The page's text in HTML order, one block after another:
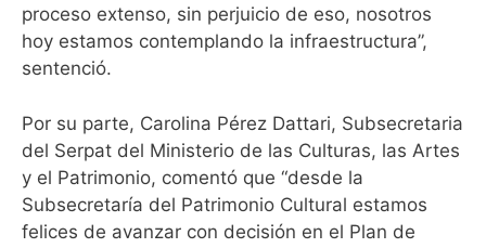
proceso extenso, sin perjuicio de eso, nosotros
hoy estamos contemplando la infraestructura”,
sentenció.
Por su parte, Carolina Pérez Dattari, Subsecretaria
del Serpat del Ministerio de las Culturas, las Artes
y el Patrimonio, comentó que “desde la
Subsecretaría del Patrimonio Cultural estamos
felices de avanzar con decisión en el Plan de